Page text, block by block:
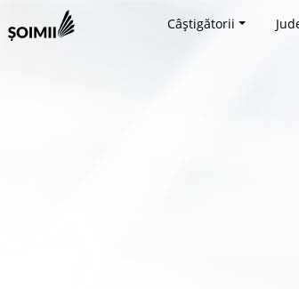
Câștigătorii